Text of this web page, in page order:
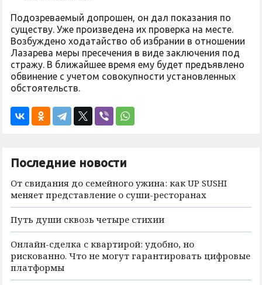
Подозреваемый допрошен, он дал показания по
существу. Уже произведена их проверка на месте.
Возбуждено ходатайство об избрании в отношении
Лазарева меры пресечения в виде заключения под
стражу. В ближайшее время ему будет предъявлено
обвинение с учетом совокупности установленных
обстоятельств.
Последние новости
От свидания до семейного ужина: как UP SUSHI
меняет представление о суши-ресторанах
Путь души сквозь четыре стихии
Онлайн-сделка с квартирой: удобно, но
рискованно. Что не могут гарантировать цифровые
платформы